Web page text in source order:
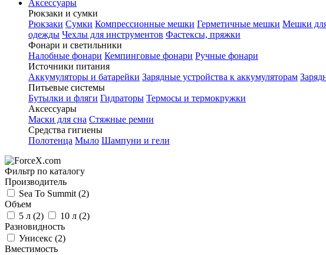
Аксессуары
Рюкзаки и сумки
Рюкзаки Сумки Компрессионные мешки Герметичные мешки Мешки
одежды Чехлы для инструментов Фастексы, пряжки
Фонари и светильники
Налобные фонари Кемпинговые фонари Ручные фонари
Источники питания
Аккумуляторы и батарейки Зарядные устройства к аккумуляторам
Питьевые системы
Бутылки и фляги Гидраторы Термосы и термокружки
Аксессуары
Маски для сна Стяжные ремни
Средства гигиены
Полотенца Мыло Шампуни и гели
Фильтр по каталогу
Производитель
Sea To Summit (2)
Объем
5 л (2) 10 л (2)
Разновидность
Унисекс (2)
Вместимость